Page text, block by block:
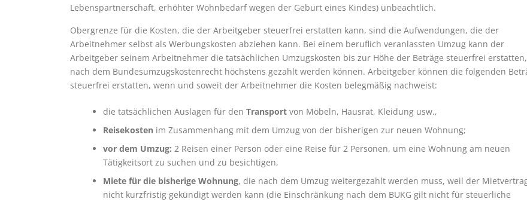
Lebenspartnerschaft, erhöhter Wohnbedarf wegen der Geburt eines Kindes) unbeachtlich.
Obergrenze für die Kosten, die der Arbeitgeber steuerfrei erstatten kann, sind die Aufwendungen, die der
Arbeitnehmer selbst als Werbungskosten abziehen kann. Bei einem beruflich veranlassten Umzug kann der
Arbeitgeber seinem Arbeitnehmer die tatsächlichen Umzugskosten bis zur Höhe der Beträge steuerfrei
nach dem Bundesumzugskostenrecht höchstens gezahlt werden können. Arbeitgeber können die folgenden
steuerfrei erstatten, wenn und soweit der Arbeitnehmer die Kosten belegmäßig nachweist:
die tatsächlichen Auslagen für den Transport von Möbeln, Hausrat, Kleidung usw.,
Reisekosten im Zusammenhang mit dem Umzug von der bisherigen zur neuen Wohnung;
vor dem Umzug: 2 Reisen einer Person oder eine Reise für 2 Personen, um eine Wohnung am neuen
Tätigkeitsort zu suchen und zu besichtigen,
Miete für die bisherige Wohnung, die nach dem Umzug weitergezahlt werden muss, weil der
nicht kurzfristig gekündigt werden kann (die Einschränkung nach dem BUKG gilt nicht für steuerliche